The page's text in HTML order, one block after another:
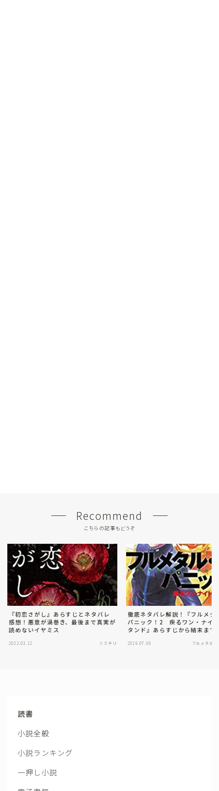
Recommend
こちらの記事もどうぞ
『初恋さがし』あらすじとネタバレ
感想！悪意が渦巻き、最後まで真実が
読めないイヤミス
2022.03.12 ミステリ
徹底ネタバレ解説！『フルメタ
パニック！2 疾るワン・ナイ
タンド』あらすじから結末まで
2019.07.09 フルメタル
読書
小説全般
小説ランキング
一押し小説